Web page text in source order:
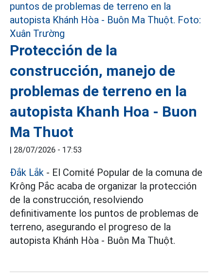
Protección de la
construcción, manejo de
problemas de terreno en la
autopista Khanh Hoa - Buon
Ma Thuot
| 28/07/2026 - 17:53
Đắk Lắk - El Comité Popular de la comuna de
Krông Pắc acaba de organizar la protección
de la construcción, resolviendo
definitivamente los puntos de problemas de
terreno, asegurando el progreso de la
autopista Khánh Hòa - Buôn Ma Thuột.